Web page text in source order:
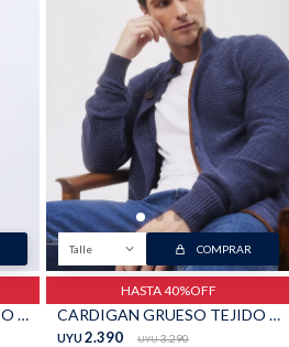
CARDIGAN GRUESO TEJIDO - Beige
Talle COMPRAR
HASTA 40%OFF
CARDIGAN GRUESO TEJIDO - Piedra
UYU 2.390 UYU 3.290
Pantalones
Chalecos